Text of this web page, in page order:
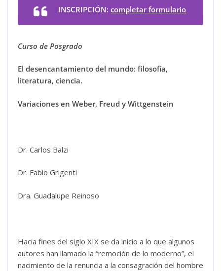
INSCRIPCIÓN: completar formulario
Curso de Posgrado
El desencantamiento del mundo: filosofía,
literatura, ciencia.
Variaciones en Weber, Freud y Wittgenstein
Dr. Carlos Balzi
Dr. Fabio Grigenti
Dra. Guadalupe Reinoso
Hacia fines del siglo XIX se da inicio a lo que algunos
autores han llamado la “remoción de lo moderno”, el
nacimiento de la renuncia a la consagración del hombre